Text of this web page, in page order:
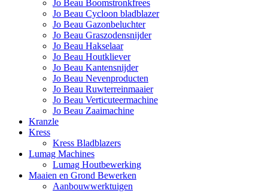
Jo Beau Boomstronkfrees
Jo Beau Cycloon bladblazer
Jo Beau Gazonbeluchter
Jo Beau Graszodensnijder
Jo Beau Hakselaar
Jo Beau Houtkliever
Jo Beau Kantensnijder
Jo Beau Nevenproducten
Jo Beau Ruwterreinmaaier
Jo Beau Verticuteermachine
Jo Beau Zaaimachine
Kranzle
Kress
Kress Bladblazers
Lumag Machines
Lumag Houtbewerking
Maaien en Grond Bewerken
Aanbouwwerktuigen